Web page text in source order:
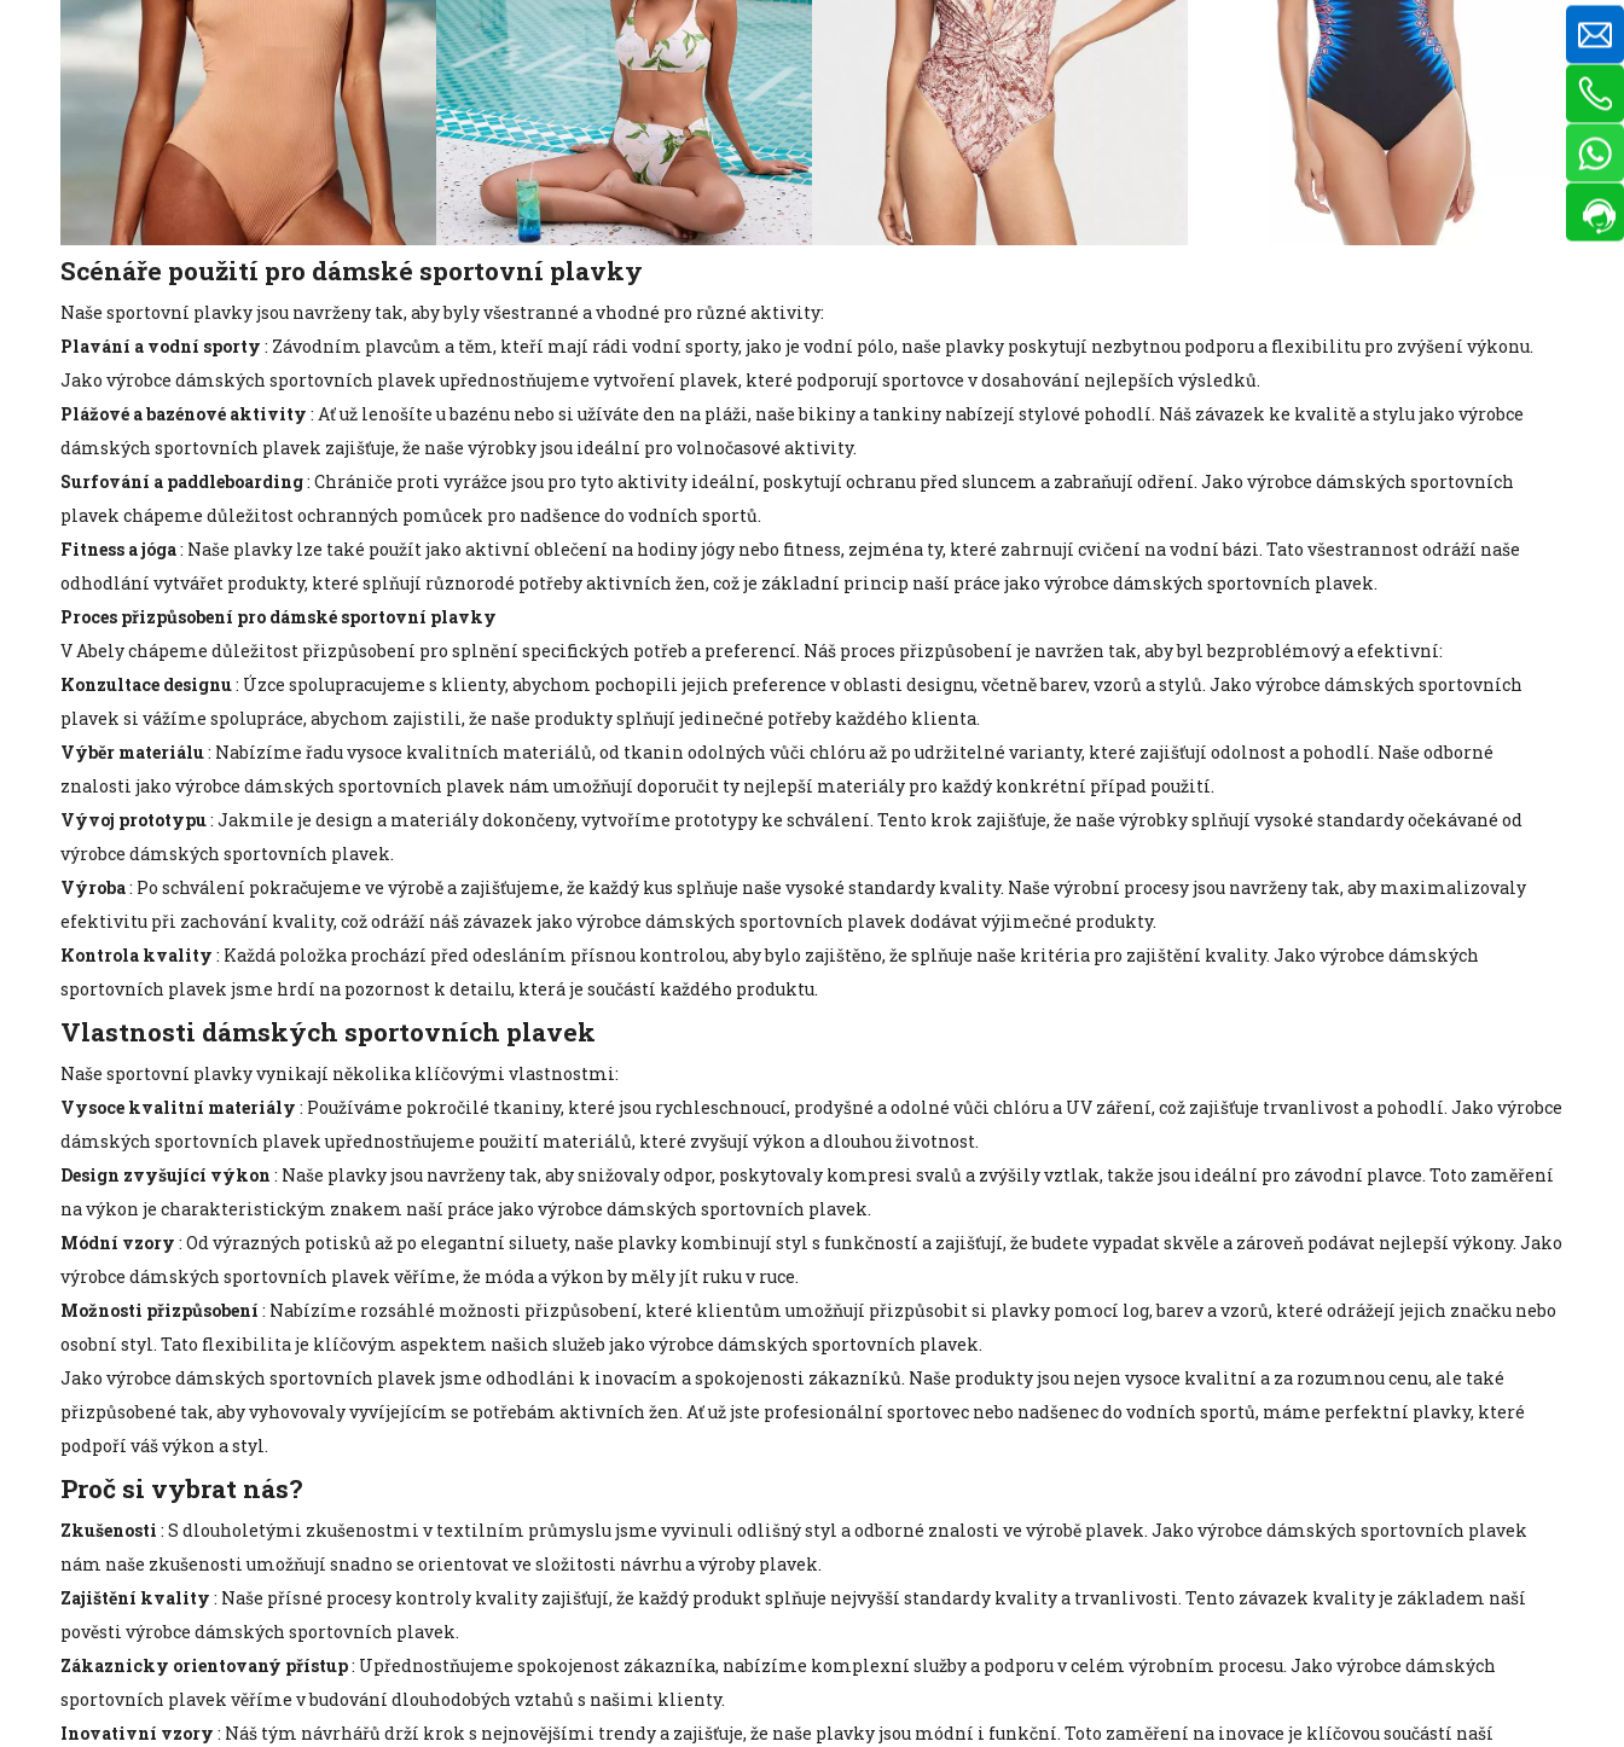
Scénáře použití pro dámské sportovní plavky
Naše sportovní plavky jsou navrženy tak, aby byly všestranné a vhodné pro různé aktivity:
Plavání a vodní sporty : Závodním plavcům a těm, kteří mají rádi vodní sporty, jako je vodní pólo, naše plavky poskytují nezbytnou podporu a flexibilitu pro zvýšení výkonu.
Jako výrobce dámských sportovních plavek upřednostňujeme vytvoření plavek, které podporují sportovce v dosahování nejlepších výsledků.
Plážové a bazénové aktivity : Ať už lenošíte u bazénu nebo si užíváte den na pláži, naše bikiny a tankiny nabízejí stylové pohodlí. Náš závazek ke kvalitě a stylu jako výrobce
dámských sportovních plavek zajišťuje, že naše výrobky jsou ideální pro volnočasové aktivity.
Surfování a paddleboarding: Chrániče proti vyrážce jsou pro tyto aktivity ideální, poskytují ochranu před sluncem a zabraňují odření. Jako výrobce dámských sportovních
plavek chápeme důležitost ochranných pomůcek pro nadšence do vodních sportů.
Fitness a jóga: Naše plavky lze také použít jako aktivní oblečení na hodiny jógy nebo fitness, zejména ty, které zahrnují cvičení na vodní bázi. Tato všestrannost odráží naše
odhodlání vytvářet produkty, které splňují různorodé potřeby aktivních žen, což je základní princip naší práce jako výrobce dámských sportovních plavek.
Proces přizpůsobení pro dámské sportovní plavky
V Abely chápeme důležitost přizpůsobení pro splnění specifických potřeb a preferencí. Náš proces přizpůsobení je navržen tak, aby byl bezproblémový a efektivní:
Konzultace designu: Úzce spolupracujeme s klienty, abychom pochopili jejich preference v oblasti designu, včetně barev, vzorů a stylů. Jako výrobce dámských sportovních
plavek si vážíme spolupráce, abychom zajistili, že naše produkty splňují jedinečné potřeby každého klienta.
Výběr materiálu: Nabízíme řadu vysoce kvalitních materiálů, od tkanin odolných vůči chlóru až po udržitelné varianty, které zajišťují odolnost a pohodlí. Naše odborné
znalosti jako výrobce dámských sportovních plavek nám umožňují doporučit ty nejlepší materiály pro každý konkrétní případ použití.
Vývoj prototypu: Jakmile je design a materiály dokončeny, vytvoříme prototypy ke schválení. Tento krok zajišťuje, že naše výrobky splňují vysoké standardy očekávané od
výrobce dámských sportovních plavek.
Výroba: Po schválení pokračujeme ve výrobě a zajišťujeme, že každý kus splňuje naše vysoké standardy kvality. Naše výrobní procesy jsou navrženy tak, aby maximalizovaly
efektivitu při zachování kvality, což odráží náš závazek jako výrobce dámských sportovních plavek dodávat výjimečné produkty.
Kontrola kvality : Každá položka prochází před odesláním přísnou kontrolou, aby bylo zajištěno, že splňuje naše kritéria pro zajištění kvality. Jako výrobce dámských
sportovních plavek jsme hrdí na pozornost k detailu, která je součástí každého produktu.
Vlastnosti dámských sportovních plavek
Naše sportovní plavky vynikají několika klíčovými vlastnostmi:
Vysoce kvalitní materiály : Používáme pokročilé tkaniny, které jsou rychleschnoucí, prodyšné a odolné vůči chlóru a UV záření, což zajišťuje trvanlivost a pohodlí. Jako výrobce
dámských sportovních plavek upřednostňujeme použití materiálů, které zvyšují výkon a dlouhou životnost.
Design zvyšující výkon : Naše plavky jsou navrženy tak, aby snižovaly odpor, poskytovaly kompresi svalů a zvýšily vztlak, takže jsou ideální pro závodní plavce. Toto zaměření
na výkon je charakteristickým znakem naší práce jako výrobce dámských sportovních plavek.
Módní vzory : Od výrazných potisků až po elegantní siluety, naše plavky kombinují styl s funkčností a zajišťují, že budete vypadat skvěle a zároveň podávat nejlepší výkony. Jako
výrobce dámských sportovních plavek věříme, že móda a výkon by měly jít ruku v ruce.
Možnosti přizpůsobení : Nabízíme rozsáhlé možnosti přizpůsobení, které klientům umožňují přizpůsobit si plavky pomocí log, barev a vzorů, které odrážejí jejich značku nebo
osobní styl. Tato flexibilita je klíčovým aspektem našich služeb jako výrobce dámských sportovních plavek.
Jako výrobce dámských sportovních plavek jsme odhodláni k inovacím a spokojenosti zákazníků. Naše produkty jsou nejen vysoce kvalitní a za rozumnou cenu, ale také
přizpůsobené tak, aby vyhovovaly vyvíjejícím se potřebám aktivních žen. Ať už jste profesionální sportovec nebo nadšenec do vodních sportů, máme perfektní plavky, které
podpoří váš výkon a styl.
Proč si vybrat nás?
Zkušenosti : S dlouholetými zkušenostmi v textilním průmyslu jsme vyvinuli odlišný styl a odborné znalosti ve výrobě plavek. Jako výrobce dámských sportovních plavek
nám naše zkušenosti umožňují snadno se orientovat ve složitosti návrhu a výroby plavek.
Zajištění kvality : Naše přísné procesy kontroly kvality zajišťují, že každý produkt splňuje nejvyšší standardy kvality a trvanlivosti. Tento závazek kvality je základem naší
pověsti výrobce dámských sportovních plavek.
Zákaznicky orientovaný přístup: Upřednostňujeme spokojenost zákazníka, nabízíme komplexní služby a podporu v celém výrobním procesu. Jako výrobce dámských
sportovních plavek věříme v budování dlouhodobých vztahů s našimi klienty.
Inovativní vzory : Náš tým návrhářů drží krok s nejnovějšími trendy a zajišťuje, že naše plavky jsou módní i funkční. Toto zaměření na inovace je klíčovou součástí naší